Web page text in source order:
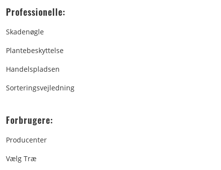
Professionelle:
Skadenøgle
Plantebeskyttelse
Handelspladsen
Sorteringsvejledning
Forbrugere:
Producenter
Vælg Træ